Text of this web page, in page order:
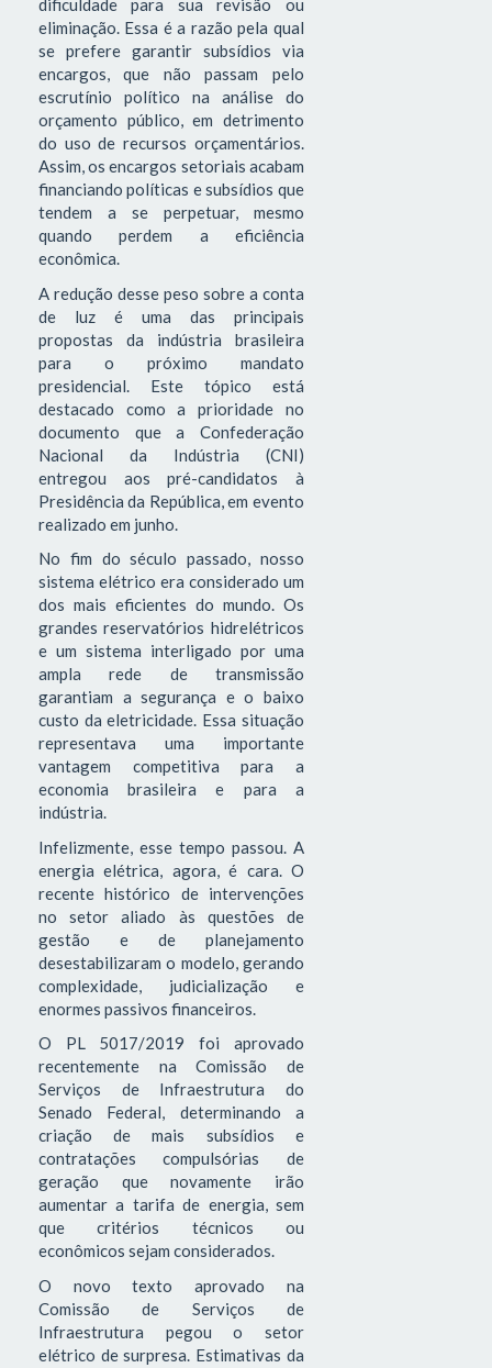
dificuldade para sua revisão ou
eliminação. Essa é a razão pela qual
se prefere garantir subsídios via
encargos, que não passam pelo
escrutínio político na análise do
orçamento público, em detrimento
do uso de recursos orçamentários.
Assim, os encargos setoriais acabam
financiando políticas e subsídios que
tendem a se perpetuar, mesmo
quando perdem a eficiência
econômica.
A redução desse peso sobre a conta
de luz é uma das principais
propostas da indústria brasileira
para o próximo mandato
presidencial. Este tópico está
destacado como a prioridade no
documento que a Confederação
Nacional da Indústria (CNI)
entregou aos pré-candidatos à
Presidência da República, em evento
realizado em junho.
No fim do século passado, nosso
sistema elétrico era considerado um
dos mais eficientes do mundo. Os
grandes reservatórios hidrelétricos
e um sistema interligado por uma
ampla rede de transmissão
garantiam a segurança e o baixo
custo da eletricidade. Essa situação
representava uma importante
vantagem competitiva para a
economia brasileira e para a
indústria.
Infelizmente, esse tempo passou. A
energia elétrica, agora, é cara. O
recente histórico de intervenções
no setor aliado às questões de
gestão e de planejamento
desestabilizaram o modelo, gerando
complexidade, judicialização e
enormes passivos financeiros.
O PL 5017/2019 foi aprovado
recentemente na Comissão de
Serviços de Infraestrutura do
Senado Federal, determinando a
criação de mais subsídios e
contratações compulsórias de
geração que novamente irão
aumentar a tarifa de energia, sem
que critérios técnicos ou
econômicos sejam considerados.
O novo texto aprovado na
Comissão de Serviços de
Infraestrutura pegou o setor
elétrico de surpresa. Estimativas da